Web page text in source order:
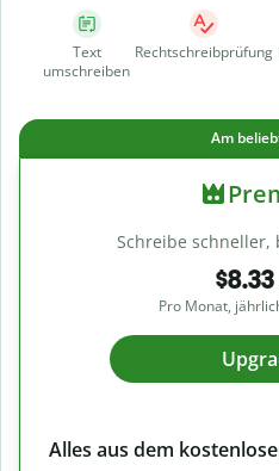
Text
umschreiben
Rechtschreibprüfung
Am
Schreibe schneller,
$8.33
Pro Monat,
Alles aus dem